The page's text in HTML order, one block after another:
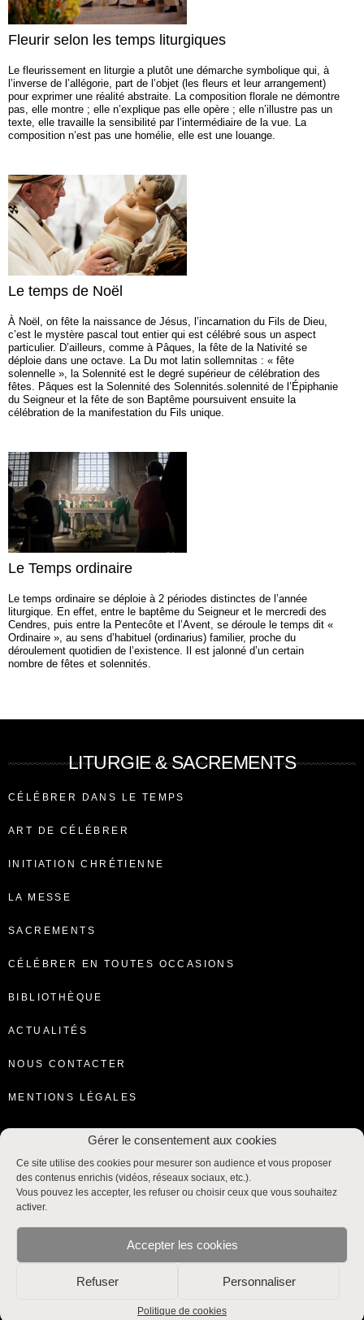
Gérer le consentement aux cookies
Ce site utilise des cookies pour mesurer son audience et vous proposer
des contenus enrichis (vidéos, réseaux sociaux, etc.).
Vous pouvez les accepter, les refuser ou choisir ceux que vous souhaitez
activer.
Accepter les cookies
Refuser Personnaliser
Politique de cookies
Fleurir selon les temps liturgiques
Le fleurissement en liturgie a plutôt une démarche symbolique qui, à
l’inverse de l’allégorie, part de l’objet (les fleurs et leur arrangement)
pour exprimer une réalité abstraite. La composition florale ne démontre
pas, elle montre ; elle n’explique pas elle opère ; elle n’illustre pas un
texte, elle travaille la sensibilité par l’intermédiaire de la vue. La
composition n’est pas une homélie, elle est une louange.
Le temps de Noël
À Noël, on fête la naissance de Jésus, l’incarnation du Fils de Dieu,
c’est le mystère pascal tout entier qui est célébré sous un aspect
particulier. D’ailleurs, comme à Pâques, la fête de la Nativité se
déploie dans une octave. La Du mot latin sollemnitas : « fête
solennelle », la Solennité est le degré supérieur de célébration des
fêtes. Pâques est la Solennité des Solennités.solennité de l’Épiphanie
du Seigneur et la fête de son Baptême poursuivent ensuite la
célébration de la manifestation du Fils unique.
Le Temps ordinaire
Le temps ordinaire se déploie à 2 périodes distinctes de l’année
liturgique. En effet, entre le baptême du Seigneur et le mercredi des
Cendres, puis entre la Pentecôte et l’Avent, se déroule le temps dit «
Ordinaire », au sens d’habituel (ordinarius) familier, proche du
déroulement quotidien de l’existence. Il est jalonné d’un certain
nombre de fêtes et solennités.
LITURGIE & SACREMENTS
CÉLÉBRER DANS LE TEMPS
ART DE CÉLÉBRER
INITIATION CHRÉTIENNE
LA MESSE
SACREMENTS
CÉLÉBRER EN TOUTES OCCASIONS
BIBLIOTHÈQUE
ACTUALITÉS
NOUS CONTACTER
MENTIONS LÉGALES
Liturgie et Sacrements © SNPLS / CEF